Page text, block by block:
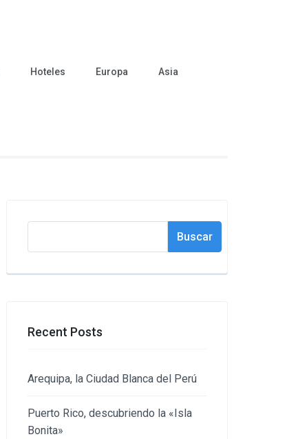
Hoteles Europa Asia
Buscar
Recent Posts
Arequipa, la Ciudad Blanca del Perú
Puerto Rico, descubriendo la «Isla
Bonita»